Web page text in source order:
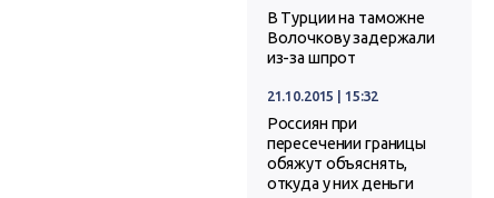
В Турции на таможне
Волочкову задержали
из-за шпрот
21.10.2015 | 15:32
Россиян при
пересечении границы
обяжут объяснять,
откуда у них деньги